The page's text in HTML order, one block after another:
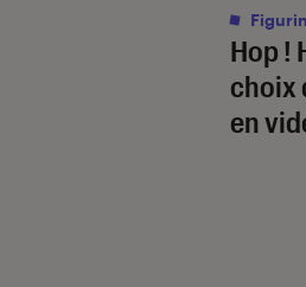
Hop !
choix
en